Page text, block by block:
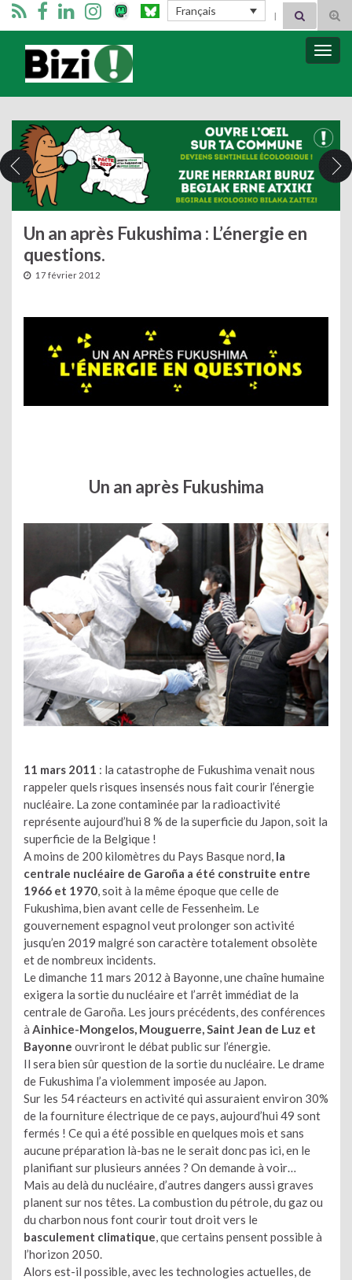
Français Search for:
Bizimugi
Un an après Fukushima : L’énergie en
questions.
17 février 2012
Un an après Fukushima
11 mars 2011 : la catastrophe de Fukushima venait nous
rappeler quels risques insensés nous fait courir l’énergie
nucléaire. La zone contaminée par la radioactivité
représente aujourd’hui 8 % de la superficie du Japon, soit la
superficie de la Belgique !
A moins de 200 kilomètres du Pays Basque nord, la
centrale nucléaire de Garoña a été construite entre
1966 et 1970, soit à la même époque que celle de
Fukushima, bien avant celle de Fessenheim. Le
gouvernement espagnol veut prolonger son activité
jusqu’en 2019 malgré son caractère totalement obsolète
et de nombreux incidents.
Le dimanche 11 mars 2012 à Bayonne, une chaîne humaine
exigera la sortie du nucléaire et l’arrêt immédiat de la
centrale de Garoña. Les jours précédents, des conférences
à Ainhice-Mongelos, Mouguerre, Saint Jean de Luz et
Bayonne ouvriront le débat public sur l’énergie.
Il sera bien sûr question de la sortie du nucléaire. Le drame
de Fukushima l’a violemment imposée au Japon.
Sur les 54 réacteurs en activité qui assuraient environ 30%
de la fourniture électrique de ce pays, aujourd’hui 49 sont
fermés ! Ce qui a été possible en quelques mois et sans
aucune préparation là-bas ne le serait donc pas ici, en le
planifiant sur plusieurs années ? On demande à voir…
Mais au delà du nucléaire, d’autres dangers aussi graves
planent sur nos têtes. La combustion du pétrole, du gaz ou
du charbon nous font courir tout droit vers le
basculement climatique, que certains pensent possible à
l’horizon 2050.
Alors est-il possible, avec les technologies actuelles, de